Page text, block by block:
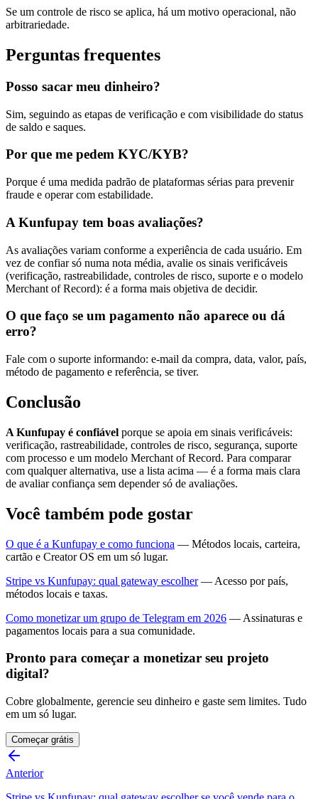
Se um controle de risco se aplica, há um motivo operacional, não
arbitrariedade.
Perguntas frequentes
Posso sacar meu dinheiro?
Sim, seguindo as etapas de verificação e com visibilidade do status
de saldo e saques.
Por que me pedem KYC/KYB?
Porque é uma medida padrão de plataformas sérias para prevenir
fraude e operar com estabilidade.
A Kunfupay tem boas avaliações?
As avaliações variam conforme a experiência de cada usuário. Em
vez de confiar só numa nota média, avalie os sinais verificáveis
(verificação, rastreabilidade, controles de risco, suporte e o modelo
Merchant of Record): é a forma mais objetiva de decidir.
O que faço se um pagamento não aparece ou dá
erro?
Fale com o suporte informando: e-mail da compra, data, valor, país,
método de pagamento e referência, se tiver.
Conclusão
A Kunfupay é confiável porque se apoia em sinais verificáveis:
verificação, rastreabilidade, controles de risco, segurança, suporte
com processo e um modelo Merchant of Record. Para comparar
com qualquer alternativa, use a lista acima — é a forma mais clara
de avaliar confiança sem depender só de avaliações.
Você também pode gostar
O que é a Kunfupay e como funciona — Métodos locais, carteira,
cartão e Creator OS em um só lugar.
Stripe vs Kunfupay: qual gateway escolher— Acesso por país,
métodos locais e taxas.
Como monetizar um grupo de Telegram em 2026 — Assinaturas e
pagamentos locais para a sua comunidade.
Pronto para começar a monetizar seu projeto
digital?
Cobre globalmente, gerencie seu dinheiro e gaste sem limites. Tudo
em um só lugar.
Começar grátis
Anterior